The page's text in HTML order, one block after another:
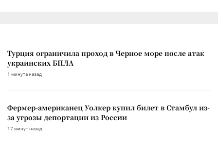
Турция ограничила проход в Черное море после атак
украинских БПЛА
1 минута назад
Фермер-американец Уолкер купил билет в Стамбул из-
за угрозы депортации из России
17 минут назад